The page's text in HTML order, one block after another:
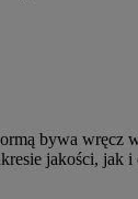
bywa wręcz
jakości,